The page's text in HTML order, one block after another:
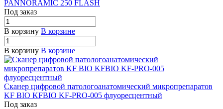
PANNORAMIC 250 FLASH
Под заказ
В корзину В корзине
В корзину В корзине
Сканер цифровой патологоанатомический микропрепаратов
KF BIO KFBIO KF-PRO-005 флуоресцентный
Под заказ